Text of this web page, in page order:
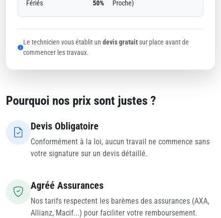
Fériés
50%
Proche)
Le technicien vous établit un devis gratuitsur place avant de
commencer les travaux.
Pourquoi nos prix sont justes ?
Devis Obligatoire
Conformément à la loi, aucun travail ne commence sans
votre signature sur un devis détaillé.
Agréé Assurances
Nos tarifs respectent les barèmes des assurances (AXA,
Allianz, Macif...) pour faciliter votre remboursement.